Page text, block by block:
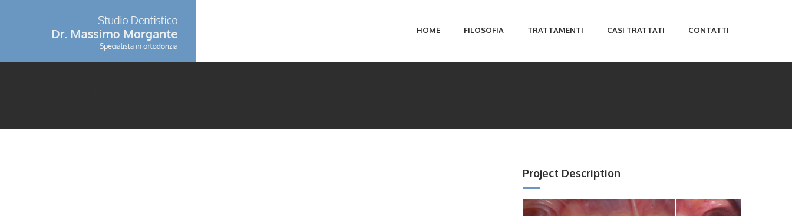
HOME FILOSOFIA TRATTAMENTI CASI TRATTATI CONTATTI
Project Description